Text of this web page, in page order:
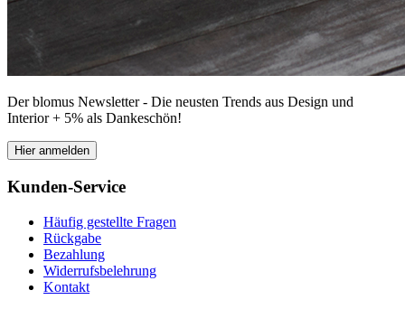
Der blomus Newsletter - Die neusten Trends aus Design und
Interior + 5% als Dankeschön!
Hier anmelden
Kunden-Service
Häufig gestellte Fragen
Rückgabe
Bezahlung
Widerrufsbelehrung
Kontakt